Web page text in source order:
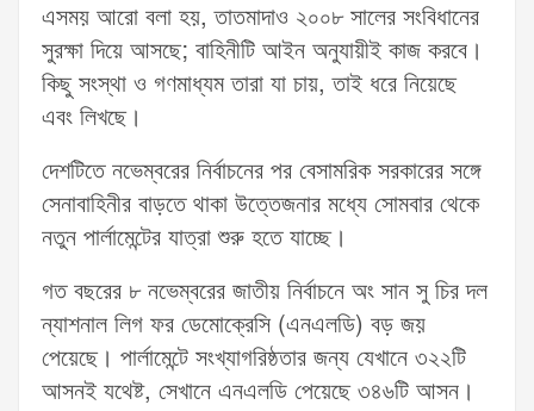
এসময় আরো বলা হয়, তাতমাদাও ২০০৮ সালের সংবিধানের
সুরক্ষা দিয়ে আসছে; বাহিনীটি আইন অনুযায়ীই কাজ করবে।
কিছু সংস্থা ও গণমাধ্যম তারা যা চায়, তাই ধরে নিয়েছে
এবং লিখছে।
দেশটিতে নভেম্বরের নির্বাচনের পর বেসামরিক সরকারের সঙ্গে
সেনাবাহিনীর বাড়তে থাকা উত্তেজনার মধ্যে সোমবার থেকে
নতুন পার্লামেন্টের যাত্রা শুরু হতে যাচ্ছে।
গত বছরের ৮ নভেম্বরের জাতীয় নির্বাচনে অং সান সু চির দল
ন্যাশনাল লিগ ফর ডেমোক্রেসি (এনএলডি) বড় জয়
পেয়েছে। পার্লামেন্টে সংখ্যাগরিষ্ঠতার জন্য যেখানে ৩২২টি
আসনই যথেষ্ট, সেখানে এনএলডি পেয়েছে ৩৪৬টি আসন।